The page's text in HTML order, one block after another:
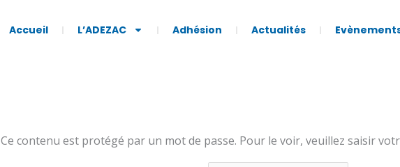
Accueil L’ADEZAC Adhésion Actualités
Ce contenu est protégé par un mot de passe. Pour le voir, veuillez saisir